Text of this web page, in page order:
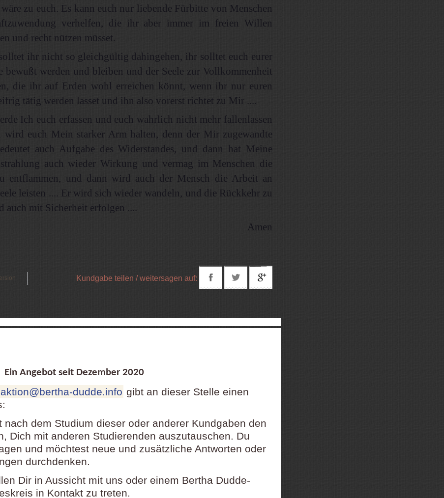
zu euch. Es kann euch nur liebende Fürbitte von Menschen
verhelfen, die ihr aber immer im freien Willen
und recht nützen müsset.
ihr nicht so gleichgültig dahingehen, ihr solltet euch eurer
bewußt werden und bleiben und der Seele zur Vollkommenheit
die ihr auf Erden wohl erreichen könnt, wenn ihr nur euren
tätig werden lasset und ihn also vorerst richtet zu Mir ....
Ich euch erfassen und euch wahrlich nicht mehr fallenlassen
wird euch Mein starker Arm halten, denn der Mir zugewandte
auch Aufgabe des Widerstandes, und dann hat Meine
auch wieder Wirkung und vermag im Menschen die
entflammen, und dann wird auch der Mensch die Arbeit an
leisten .... Er wird sich wieder wandeln, und die Rückkehr zu
auch mit Sicherheit erfolgen ....
Amen
Kundgabe teilen / weitersagen auf:
Ein Angebot seit Dezember 2020
dudde.info gibt an dieser Stelle einen
nach dem Studium dieser oder anderer Kundgaben den
Dich mit anderen Studierenden auszutauschen. Du
und möchtest neue und zusätzliche Antworten oder
durchdenken.
Dir in Aussicht mit uns oder einem Bertha Dudde-
in Kontakt zu treten.